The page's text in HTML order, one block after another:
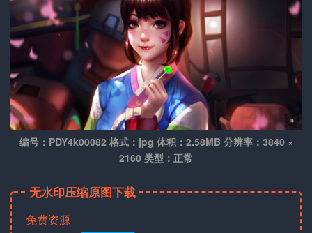
编号：PDY4k00082 格式：jpg 体积：2.58MB 分辨率：3840 ×
2160 类型：正常
无水印压缩原图下载
免费资源